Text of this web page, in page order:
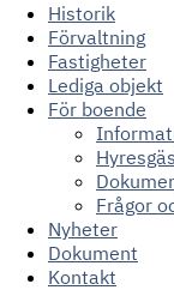
Historik
Förvaltning
Fastigheter
Lediga objekt
För boende
Frågor
Nyheter
Dokument
Kontakt